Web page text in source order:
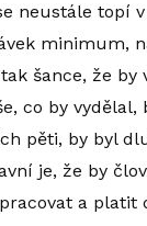
neustále topí
minimum,
šance, že
co by
pěti, by byl
je, že by
a platit